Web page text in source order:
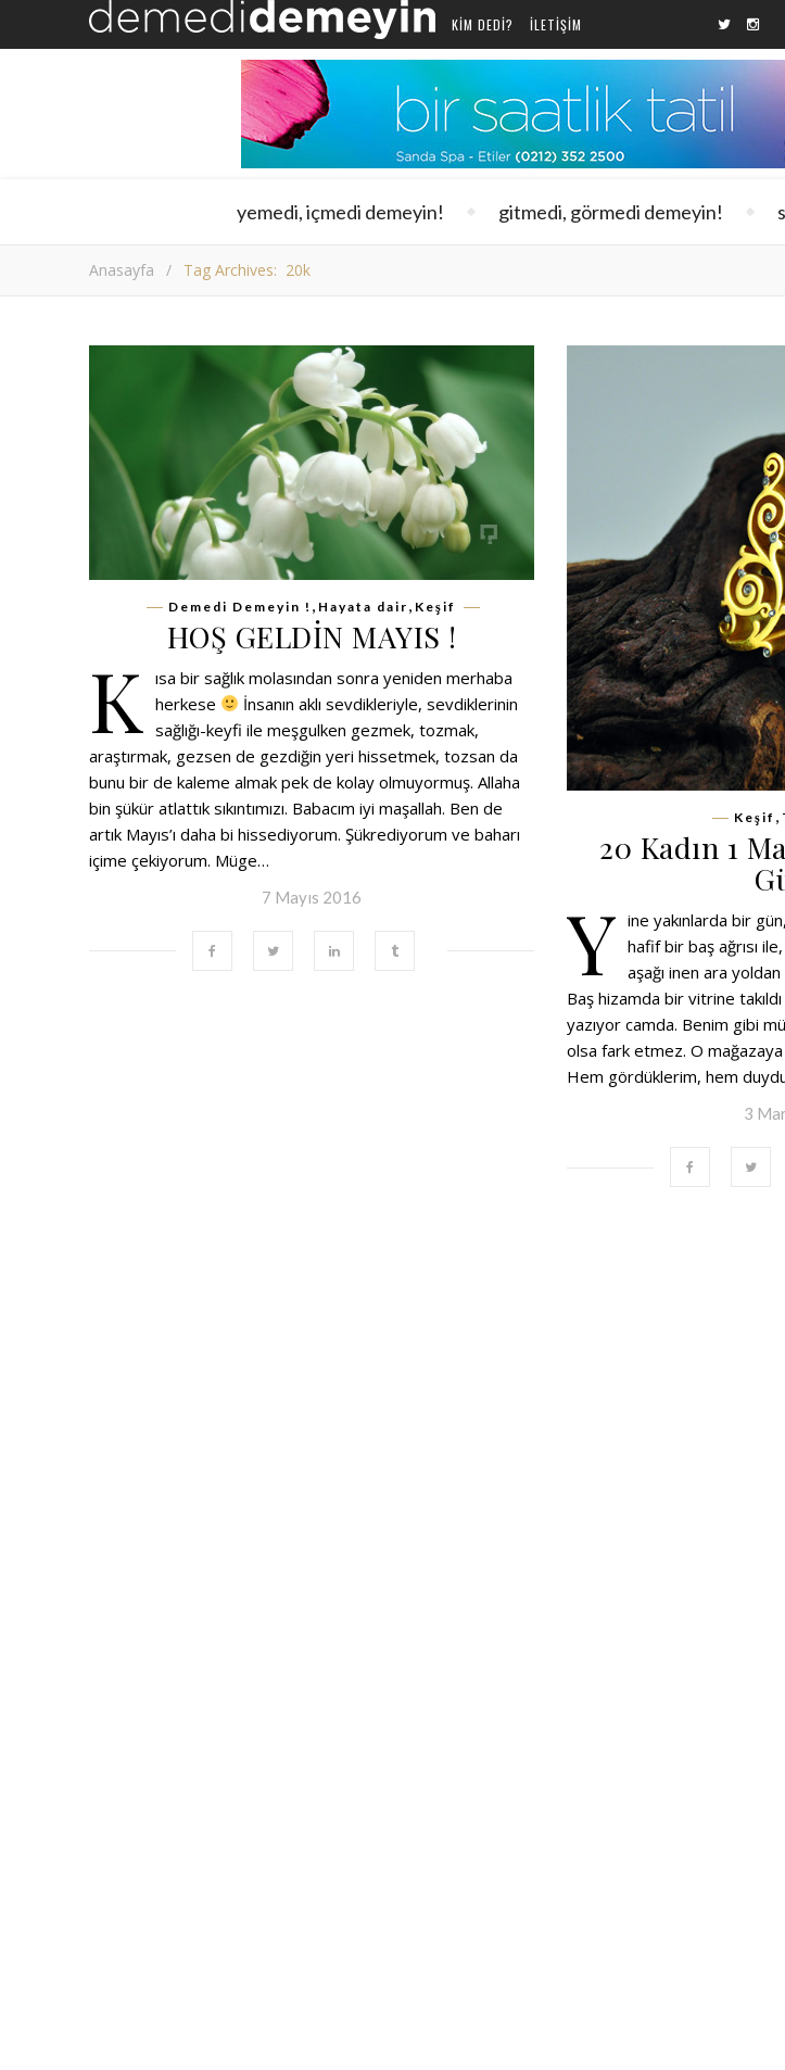
KIM DEDI? ILETIŞIM
yemedi, içmedi demeyin! gitmedi, görmedi demeyin!
Anasayfa / Tag Archives: 20k
Demedi Demeyin ! Hayata dair Keşif
HOŞ GELDİN MAYIS !
K
ısa bir sağlık molasından sonra yeniden merhaba
herkese
İnsanın aklı sevdikleriyle, sevdiklerinin
sağlığı-keyfi ile meşgulken gezmek, tozmak,
araştırmak, gezsen de gezdiğin yeri hissetmek, tozsan da
bunu bir de kaleme almak pek de kolay olmuyormuş. Allaha
bin şükür atlattık sıkıntımızı. Babacım iyi maşallah. Ben de
artık Mayıs’ı daha bi hissediyorum. Şükrediyorum ve baharı
içime çekiyorum. Müge…
7 Mayıs 2016
Keşif ,
20 Kadın 1
Y ine yakınlarda bir
hafif bir baş ağrısı
aşağı inen ara
Baş hizamda bir vitrine
yazıyor camda. Benim gibi
olsa fark etmez. O
Hem gördüklerim, hem
3